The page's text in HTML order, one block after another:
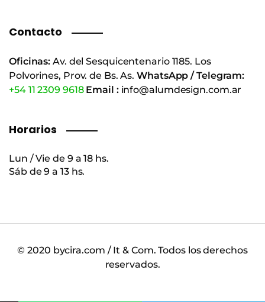
Contacto
Oficinas: Av. del Sesquicentenario 1185. Los
Polvorines, Prov. de Bs. As.WhatsApp / Telegram:
+54 11 2309 9618 Email :info@alumdesign.com.ar
Horarios
Lun / Vie de 9 a 18 hs.
Sáb de 9 a 13 hs.
© 2020 bycira.com / It & Com. Todos los derechos
reservados.